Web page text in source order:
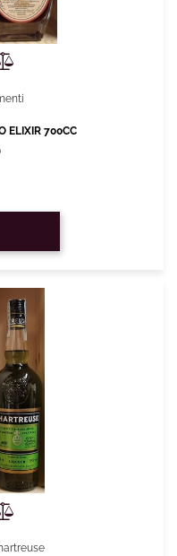
ELIXIR 700CC